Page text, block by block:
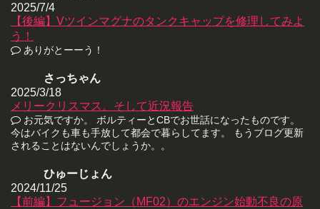
2025/7/4
【後編】Vツインマグナのタンクキャップを修理してみよ
う！
ありがとーーう！
さっちゃん
2025/3/18
メリークリスマス。そして近況報告
お元気ですか。 ボルティーとCBでお世話になったものです。
今はバイクも車も手放して都会で暮らしてます。 もうブログ更新
されることはないんでしょうか。。
ひゅーじょん
2024/11/25
【前編】フュージョン（MF02）のエンジン始動不良の原